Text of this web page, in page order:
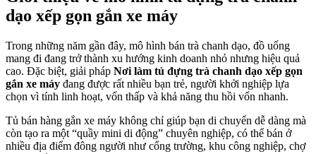
dạo xếp gọn gắn xe máy
Trong những năm gần đây, mô hình bán trà chanh dạo, đồ uống
mang đi đang trở thành xu hướng kinh doanh nhỏ nhưng hiệu quả
cao. Đặc biệt, giải pháp Nơi làm tủ đựng trà chanh dạo xếp gọn
gắn xe máy đang được rất nhiều bạn trẻ, người khởi nghiệp lựa
chọn vì tính linh hoạt, vốn thấp và khả năng thu hồi vốn nhanh.
Tủ bán hàng gắn xe máy không chỉ giúp bạn di chuyển dễ dàng mà
còn tạo ra một “quầy mini di động” chuyên nghiệp, có thể bán ở
nhiều địa điểm đông người như cổng trường, khu công nghiệp, chợ